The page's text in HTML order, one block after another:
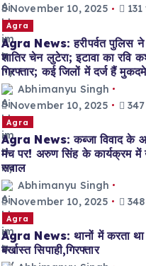
November 10, 2025
Agra
Agra News: हरीपर्वत पुलिस ने
शातिर चेन लुटेरा; इटावा का रवि
गिरफ्तार; कई जिलों में दर्ज हैं मुकदमे
Abhimanyu Singh
November 10, 2025
Agra
Agra News: कब्जा विवाद के
मंच पर! अरुण सिंह के कार्यक्रम में
सवाल
Abhimanyu Singh
November 10, 2025
Agra
Agra News: थानों में करता था
बर्खास्त सिपाही,गिरफ्तार